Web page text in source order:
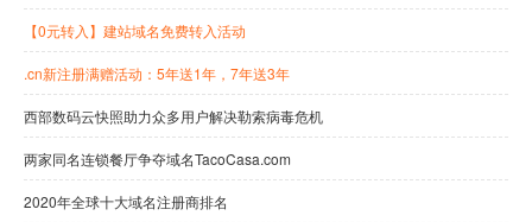
【0元转入】建站域名免费转入活动
.cn新注册满赠活动：5年送1年，7年送3年
西部数码云快照助力众多用户解决勒索病毒危机
两家同名连锁餐厅争夺域名TacoCasa.com
2020年全球十大域名注册商排名